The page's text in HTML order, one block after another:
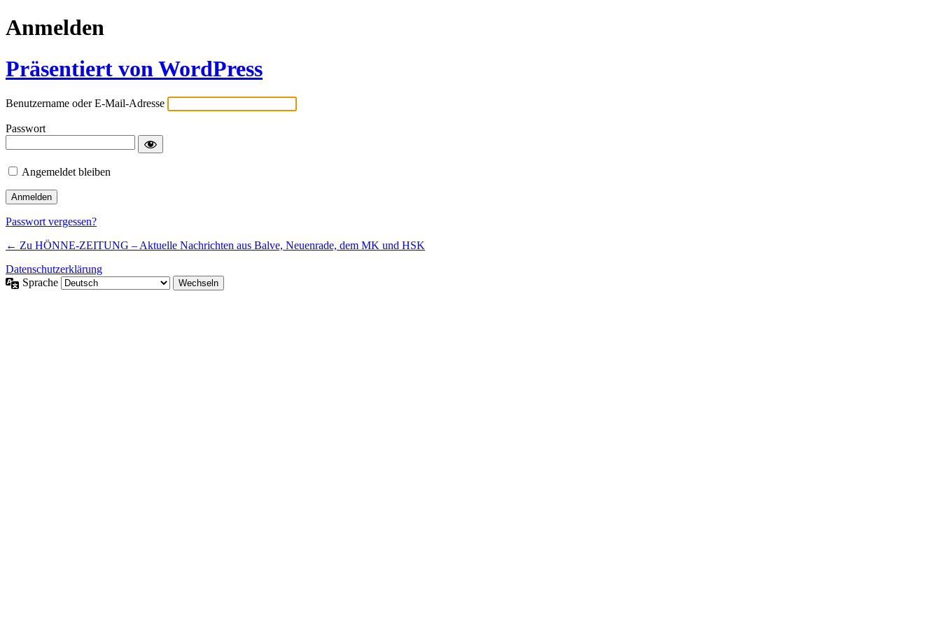
Anmelden
Präsentiert von WordPress
Benutzername oder E-Mail-Adresse
Passwort
Angemeldet bleiben
Passwort vergessen?
← Zu HÖNNE-ZEITUNG – Aktuelle Nachrichten aus Balve, Neuenrade, dem MK und HSK
Datenschutzerklärung
Sprache